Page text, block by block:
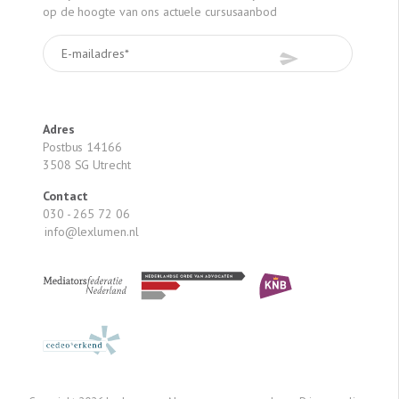
stellen; => Geen reistijd, geen verlies van declarabele
cursus; => De belangrijkste delen van de Powerpoint zijn
óók in het Engels. Schrijf u snel in!
op de hoogte van ons actuele cursusaanbod
Adres
Postbus 14166
3508 SG Utrecht
Contact
030 - 265 72 06
info@lexlumen.nl